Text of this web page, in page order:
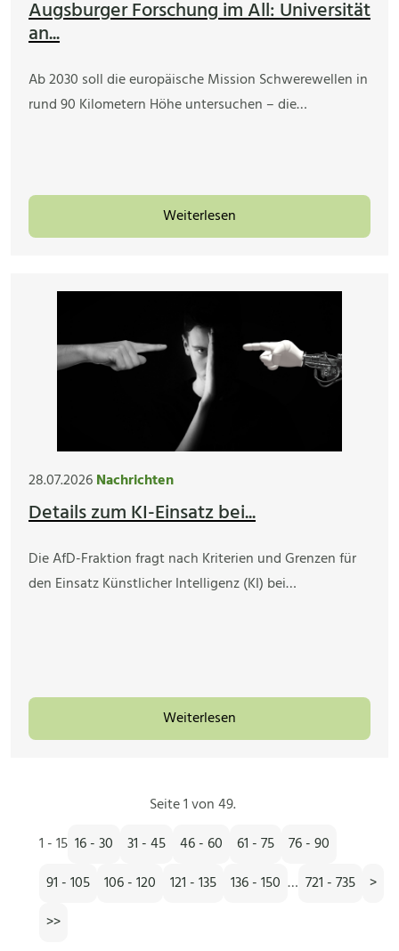
Augsburger Forschung im All: Universität
an...
Ab 2030 soll die europäische Mission Schwerewellen in
rund 90 Kilometern Höhe untersuchen – die…
Weiterlesen
28.07.2026Nachrichten
Details zum KI-Einsatz bei...
Die AfD-Fraktion fragt nach Kriterien und Grenzen für
den Einsatz Künstlicher Intelligenz (KI) bei…
Weiterlesen
Seite 1 von 49.
1 - 15 16 - 30 31 - 45 46 - 60 61 - 75
76 - 90
91 - 105
106 - 120 121 - 135 136 - 150 … 721 - 735
>
>>